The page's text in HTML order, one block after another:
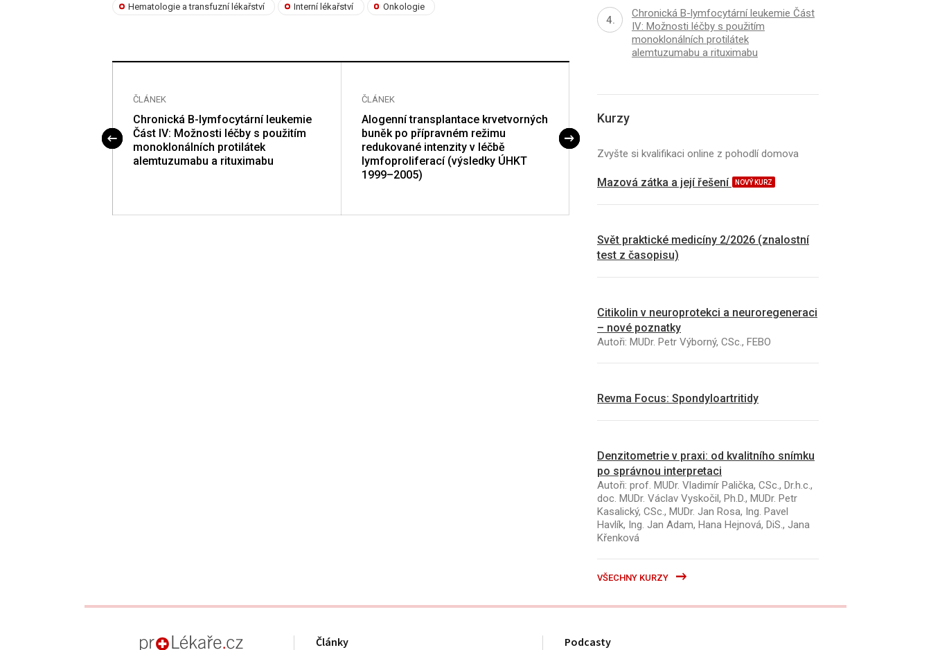
Hematologie a transfuzní lékařství Interní lékařství Onkologie
ČLÁNEK
Chronická B-lymfocytární leukemie
Část IV: Možnosti léčby s použitím
monoklonálních protilátek
alemtuzumabu a rituximabu
ČLÁNEK
Alogenní transplantace krvetvorných
buněk po přípravném režimu
redukované intenzity v léčbě
lymfoproliferací (výsledky ÚHKT
1999–2005)
Zprávy o knihách
Chronická B-lymfocytární leukemie Část
IV: Možnosti léčby s použitím
monoklonálních protilátek
alemtuzumabu a rituximabu
Kurzy
Zvyšte si kvalifikaci online z pohodlí domova
Mazová zátka a její řešení NOVÝ KURZ
Svět praktické medicíny 2/2026 (znalostní
test z časopisu)
Citikolin v neuroprotekci a neuroregeneraci
– nové poznatky
Autoři: MUDr. Petr Výborný, CSc., FEBO
Revma Focus: Spondyloartritidy
Denzitometrie v praxi: od kvalitního snímku
po správnou interpretaci
Autoři: prof. MUDr. Vladimír Palička, CSc., Dr.h.c.,
doc. MUDr. Václav Vyskočil, Ph.D., MUDr. Petr
Kasalický, CSc., MUDr. Jan Rosa, Ing. Pavel
Havlík, Ing. Jan Adam, Hana Hejnová, DiS., Jana
Křenková
VŠECHNY KURZY
Články Podcasty